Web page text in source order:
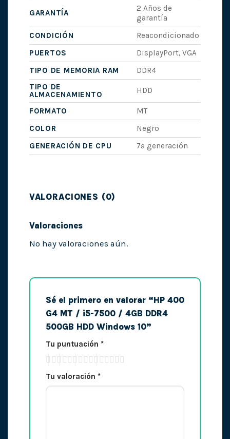
GARANTÍA
2 Años de
garantía
CONDICIÓN
Reacondicionado
PUERTOS
DisplayPort, VGA
TIPO DE MEMORIA RAM
DDR4
TIPO DE
ALMACENAMIENTO
HDD
FORMATO
MT
COLOR
Negro
GENERACIÓN DE CPU
7ª generación
VALORACIONES (0)
Valoraciones
No hay valoraciones aún.
Sé el primero en valorar “HP 400
G4 MT / i5-7500 / 4GB DDR4
500GB HDD Windows 10”
Tu puntuación *
Tu valoración *